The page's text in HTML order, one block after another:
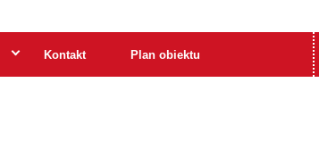
Kontakt Plan obiektu